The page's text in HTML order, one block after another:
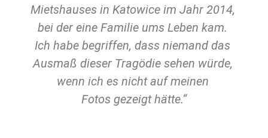
Mietshauses in Katowice im Jahr 2014,
bei der eine Familie ums Leben kam.
Ich habe begriffen, dass niemand das
Ausmaß dieser Tragödie sehen würde,
wenn ich es nicht auf meinen
Fotos gezeigt hätte.“